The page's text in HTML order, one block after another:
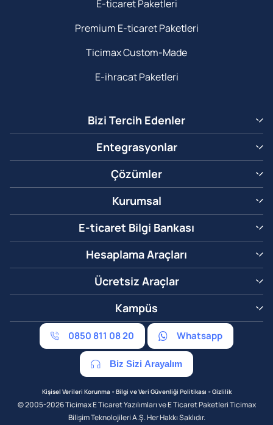
E-ticaret Paketleri
Premium E-ticaret Paketleri
Ticimax Custom-Made
E-ihracat Paketleri
Bizi Tercih Edenler
Entegrasyonlar
Çözümler
Kurumsal
E-ticaret Bilgi Bankası
Hesaplama Araçları
Ücretsiz Araçlar
Kampüs
0850 811 08 20 Whatsapp
Biz Sizi Arayalım
Kişisel Verileri Korunma•Bilgi ve Veri Güvenliği Politikası •Gizlilik
© 2005-2026 Ticimax E Ticaret Yazılımları ve E Ticaret Paketleri Ticimax
Bilişim Teknolojileri A.Ş. Her Hakkı Saklıdır.